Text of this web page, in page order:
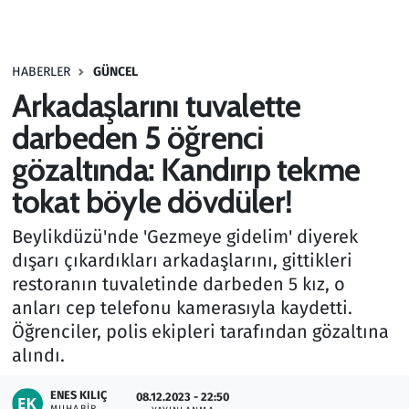
HABERLER GÜNCEL
Arkadaşlarını tuvalette
darbeden 5 öğrenci
gözaltında: Kandırıp tekme
tokat böyle dövdüler!
Beylikdüzü'nde 'Gezmeye gidelim' diyerek
dışarı çıkardıkları arkadaşlarını, gittikleri
restoranın tuvaletinde darbeden 5 kız, o
anları cep telefonu kamerasıyla kaydetti.
Öğrenciler, polis ekipleri tarafından gözaltına
alındı.
ENES KILIÇ 08.12.2023 - 22:50
Haber
Kültür Sanat
Kurumsal Haberler
Lezzet Durağı
Memur ve Kamu
Otomobil
Oyun
Ramazan